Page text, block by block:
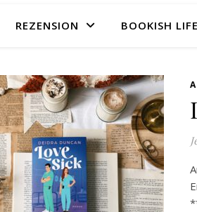
REZENSION BOOKISH LIFE